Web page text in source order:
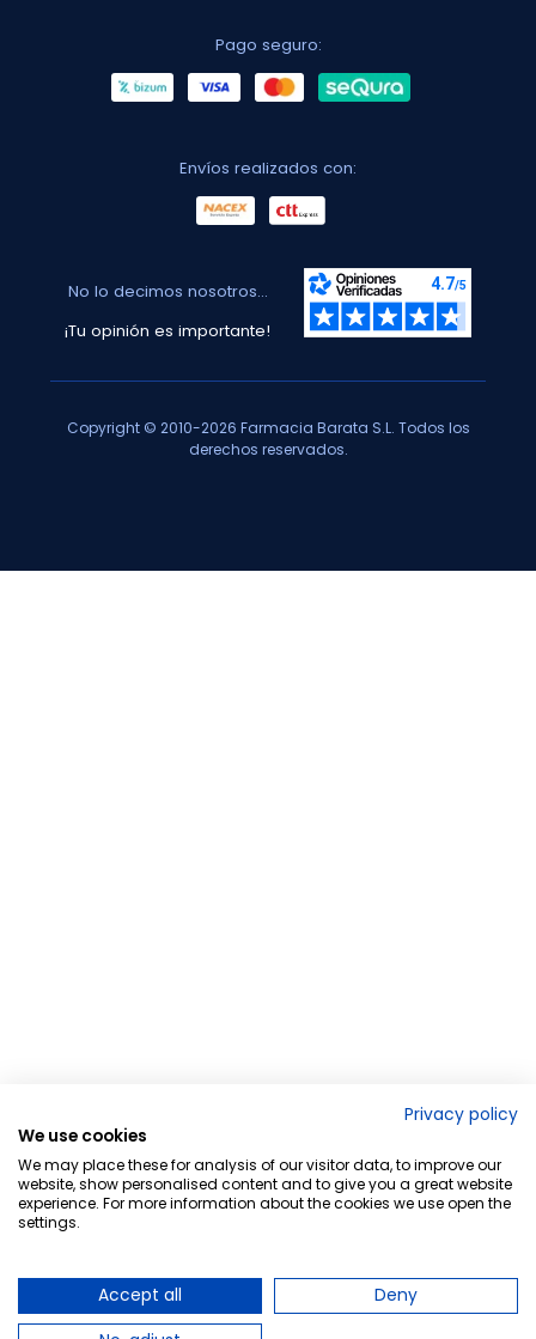
Pago seguro:
Envíos realizados con:
No lo decimos nosotros...
¡Tu opinión es importante!
Copyright © 2010-2026 Farmacia Barata S.L. Todos los
derechos reservados.
Privacy policy
We use cookies
We may place these for analysis of our visitor data, to improve our
website, show personalised content and to give you a great website
experience. For more information about the cookies we use open the
settings.
Accept all
Deny